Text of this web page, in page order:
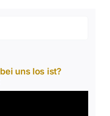
uns los ist?